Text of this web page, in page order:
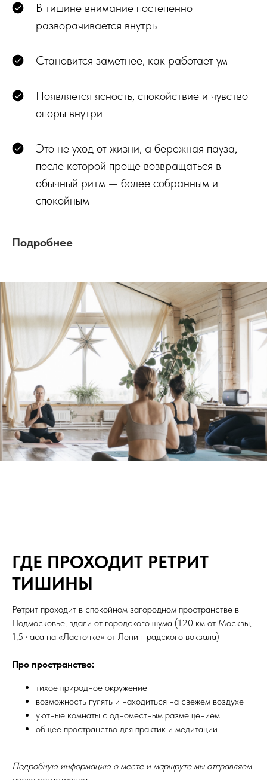
В тишине внимание постепенно
разворачивается внутрь
Становится заметнее, как работает ум
Появляется ясность, спокойствие и чувство
опоры внутри
Это не уход от жизни, а бережная пауза,
после которой проще возвращаться в
обычный ритм — более собранным и
спокойным
Подробнее
ГДЕ ПРОХОДИТ РЕТРИТ
ТИШИНЫ
Ретрит проходит в спокойном загородном пространстве в
Подмосковье, вдали от городского шума (120 км от Москвы,
1,5 часа на «Ласточке» от Ленинградского вокзала)
Про пространство:
тихое природное окружение
возможность гулять и находиться на свежем воздухе
уютные комнаты с одноместным размещением
общее пространство для практик и медитации
Подробную информацию о месте и маршруте мы отправляем